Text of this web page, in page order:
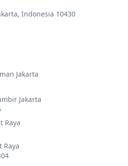
Indonesia 10430
Jakarta
Jakarta
Raya
Raya